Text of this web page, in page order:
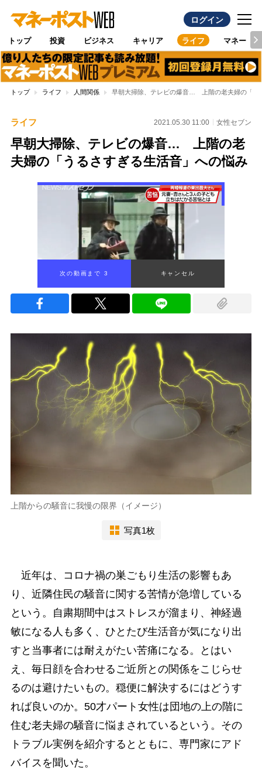
ログイン
トップ 投資 ビジネス キャリア ライフ マネー
トップ ライフ 人間関係 早朝大掃除、テレビの爆音… 上階の老夫婦の「う
ライフ 2021.05.30 11:00 女性セブン
早朝大掃除、テレビの爆音… 上階の老
夫婦の「うるさすぎる生活音」への悩み
次の動画まで 1 キャンセル
上階からの騒音に我慢の限界（イメージ）
写真1枚
近年は、コロナ禍の巣ごもり生活の影響もあ
り、近隣住民の騒音に関する苦情が急増している
という。自粛期間中はストレスが溜まり、神経過
敏になる人も多く、ひとたび生活音が気になり出
すと当事者には耐えがたい苦痛になる。とはい
え、毎日顔を合わせるご近所との関係をこじらせ
るのは避けたいもの。穏便に解決するにはどうす
れば良いのか。50才パート女性は団地の上の階に
住む老夫婦の騒音に悩まされているという。その
トラブル実例を紹介するとともに、専門家にアド
バイスを聞いた。